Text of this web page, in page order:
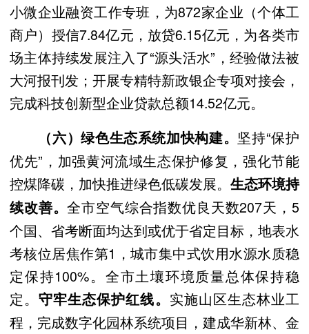
小微企业融资工作专班，为872家企业（个体工
商户）授信7.84亿元，放贷6.15亿元，为各类市
场主体持续发展注入了“源头活水”，经验做法被
大河报刊发；开展专精特新政银企专项对接会，
完成科技创新型企业贷款总额14.52亿元。
（六）绿色生态系统加快构建。 坚持“保护
优先”，加强黄河流域生态保护修复，强化节能
控煤降碳，加快推进绿色低碳发展。 生态环境持
续改善。全市空气综合指数优良天数207天，5
个国、省考断面均达到或优于省定目标，地表水
考核位居焦作第1，城市集中式饮用水源水质稳
定保持100%。全市土壤环境质量总体保持稳
定。守牢生态保护红线。 实施山区生态林业工
程，完成数字化园林系统项目，建成华新林、金